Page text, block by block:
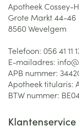
Apotheek Cossey-
Grote Markt 44-46
8560Wevelgem
Telefoon: 056 41 11
E-mailadres: info@
APB nummer:
Apotheek titularis:
BTW nummer:
Klantenservice